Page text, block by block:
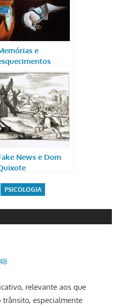
e
News e Dom
PSICOLOGIA
relevante aos que
especialmente